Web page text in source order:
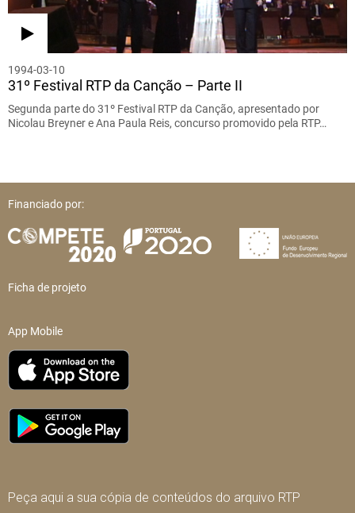
1994-03-10
31º Festival RTP da Canção – Parte II
Segunda parte do 31º Festival RTP da Canção, apresentado por
Nicolau Breyner e Ana Paula Reis, concurso promovido pela RTP…
Financiado por:
Ficha de projeto
App Mobile
Peça aqui a sua cópia de conteúdos do arquivo RTP